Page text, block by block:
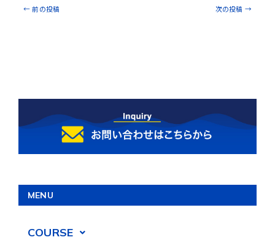
← 前の投稿 次の投稿 →
MENU
COURSE